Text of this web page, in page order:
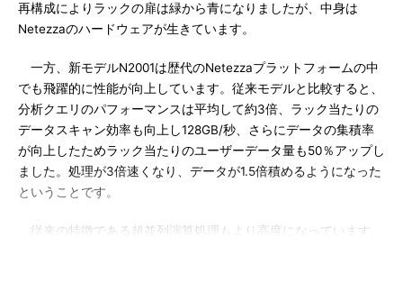
再構成によりラックの扉は緑から青になりましたが、中身は
Netezzaのハードウェアが生きています。
一方、新モデルN2001は歴代のNetezzaプラットフォームの中
でも飛躍的に性能が向上しています。従来モデルと比較すると、
分析クエリのパフォーマンスは平均して約3倍、ラック当たりの
データスキャン効率も向上し128GB/秒、さらにデータの集積率
が向上したためラック当たりのユーザーデータ量も50％アップし
ました。処理が3倍速くなり、データが1.5倍積めるようになった
ということです。
従来の特徴である超並列演算処理もより高度になっています。